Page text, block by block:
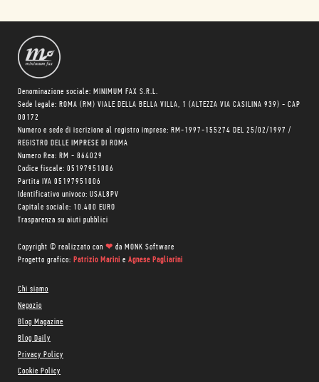
Denominazione sociale: MINIMUM FAX S.R.L.
Sede legale: ROMA (RM) VIALE DELLA BELLA VILLA, 1 (ALTEZZA VIA CASILINA 939) - CAP
00172
Numero e sede di iscrizione al registro imprese: RM-1997-155274 DEL 25/02/1997 /
REGISTRO DELLE IMPRESE DI ROMA
Numero Rea: RM - 864029
Codice fiscale: 05197951006
Partita IVA 05197951006
Identificativo univoco: USAL8PV
Capitale sociale: 10.400 EURO
Trasparenza su aiuti pubblici
Copyright © realizzato con ❤ da MONK Software
Progetto grafico: Patrizio Marini e Agnese Pagliarini
Chi siamo
Negozio
Blog Magazine
Blog Daily
Privacy Policy
Cookie Policy